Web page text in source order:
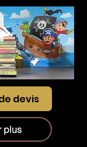
devis
plus